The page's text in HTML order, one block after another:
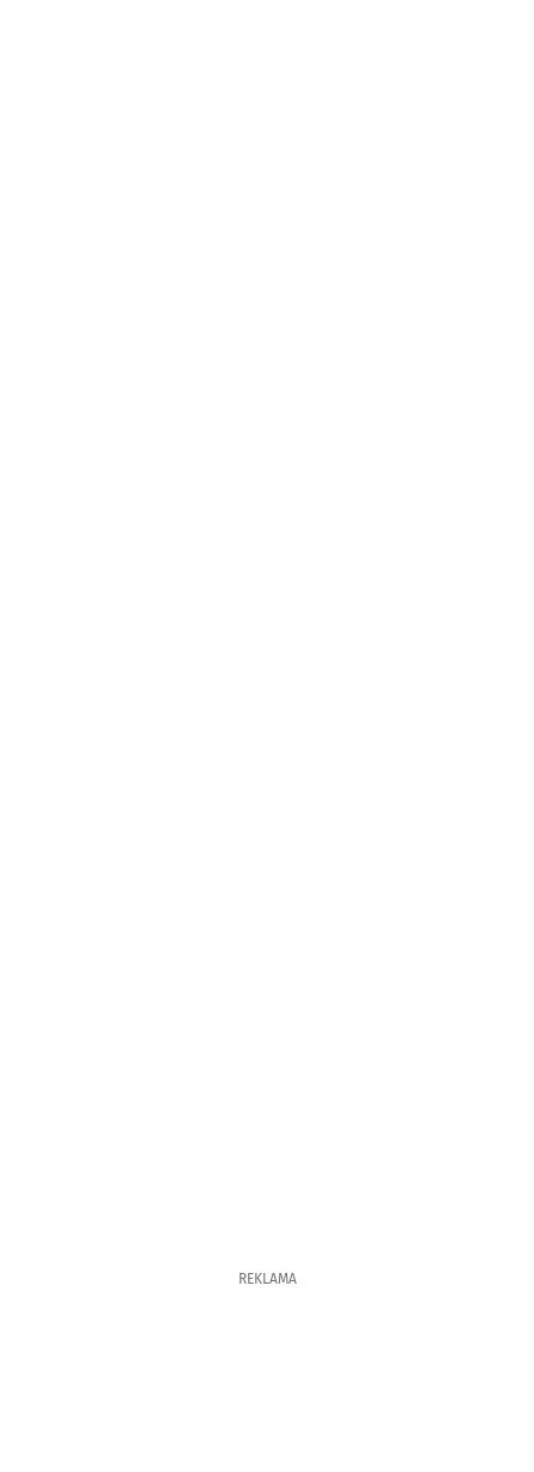
REKLAMA